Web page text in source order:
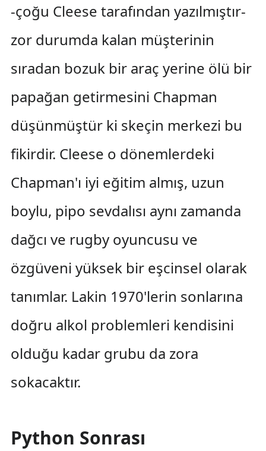
-çoğu Cleese tarafından yazılmıştır-
zor durumda kalan müşterinin
sıradan bozuk bir araç yerine ölü bir
papağan getirmesini Chapman
düşünmüştür ki skeçin merkezi bu
fikirdir. Cleese o dönemlerdeki
Chapman'ı iyi eğitim almış, uzun
boylu, pipo sevdalısı aynı zamanda
dağcı ve rugby oyuncusu ve
özgüveni yüksek bir eşcinsel olarak
tanımlar. Lakin 1970'lerin sonlarına
doğru alkol problemleri kendisini
olduğu kadar grubu da zora
sokacaktır.
Python Sonrası